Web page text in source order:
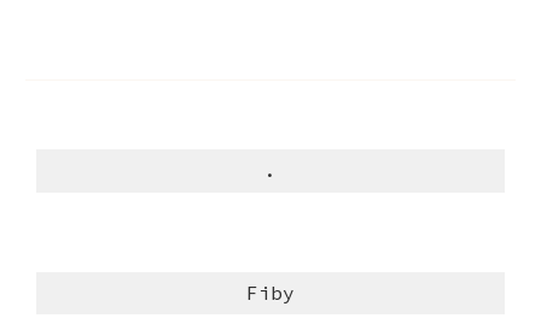
.
Fiby